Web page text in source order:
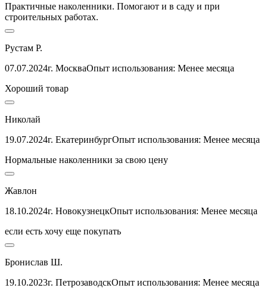
Практичные наколенники. Помогают и в саду и при
строительных работах.
Рустам Р.
07.07.2024г. МоскваОпыт использования: Менее месяца
Хороший товар
Николай
19.07.2024г. ЕкатеринбургОпыт использования: Менее месяца
Нормальные наколенники за свою цену
Жавлон
18.10.2024г. НовокузнецкОпыт использования: Менее месяца
если есть хочу еще покупать
Бронислав Ш.
19.10.2023г. ПетрозаводскОпыт использования: Менее месяца